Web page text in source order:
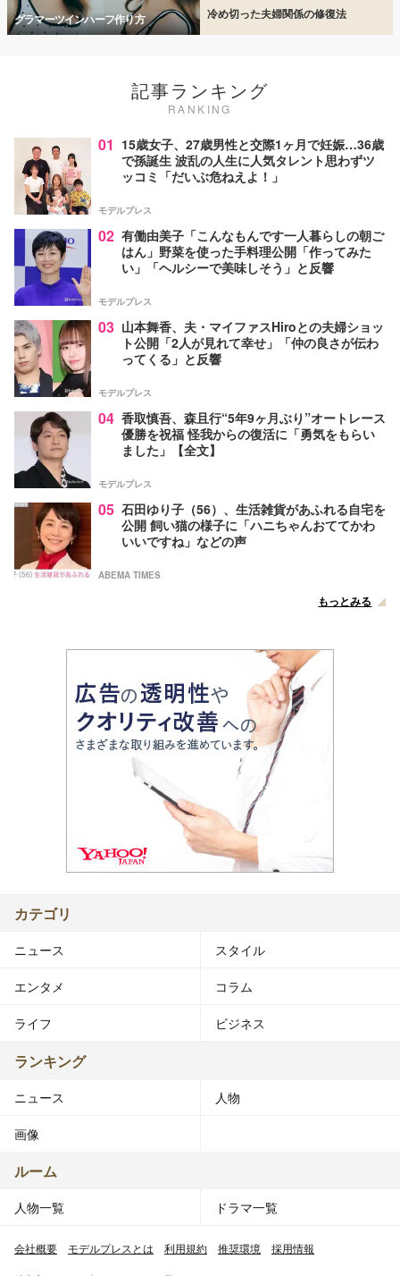
グラマーツインハーフ作り方 冷め切った夫婦関係の修復法
記事ランキング
RANKING
01 15歳女子、27歳男性と交際1ヶ月で妊娠…36歳
で孫誕生 波乱の人生に人気タレント思わずツ
ッコミ「だいぶ危ねえよ！」
モデルプレス
02 有働由美子「こんなもんです一人暮らしの朝ご
はん」野菜を使った手料理公開「作ってみた
い」「ヘルシーで美味しそう」と反響
モデルプレス
03 山本舞香、夫・マイファスHiroとの夫婦ショッ
ト公開「2人が見れて幸せ」「仲の良さが伝わ
ってくる」と反響
モデルプレス
04 香取慎吾、森且行“5年9ヶ月ぶり”オートレース
優勝を祝福 怪我からの復活に「勇気をもらい
ました」【全文】
モデルプレス
05 石田ゆり子（56）、生活雑貨があふれる自宅を
公開 飼い猫の様子に「ハニちゃんおててかわ
いいですね」などの声
ABEMA TIMES
もっとみる
カテゴリ
ニュース スタイル
エンタメ コラム
ライフ ビジネス
ランキング
ニュース 人物
画像
ルーム
人物一覧 ドラマ一覧
会社概要 モデルプレスとは 利用規約 推奨環境 採用情報